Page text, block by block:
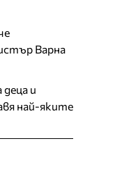
Варна
деца и
най-яките